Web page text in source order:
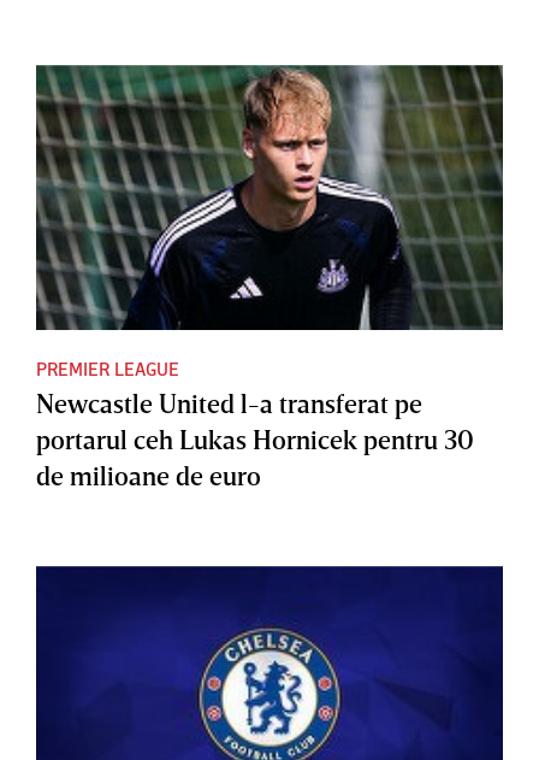
PREMIER LEAGUE
Newcastle United l-a transferat pe
portarul ceh Lukas Hornicek pentru 30
de milioane de euro